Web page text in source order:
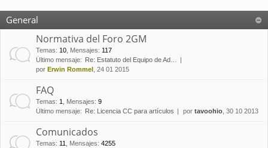
General
Normativa del Foro 2GM
Temas: 10 Mensajes: 117
Último mensaje:
Re: Estatuto del Equipo de Ad…
por Erwin Rommel , 24 01 2015
FAQ
Temas: 1 Mensajes: 9
Último mensaje:
Re: Licencia CC para artículos por tavoohio , 30 10 2013
Comunicados
Temas: 11 Mensajes: 4255